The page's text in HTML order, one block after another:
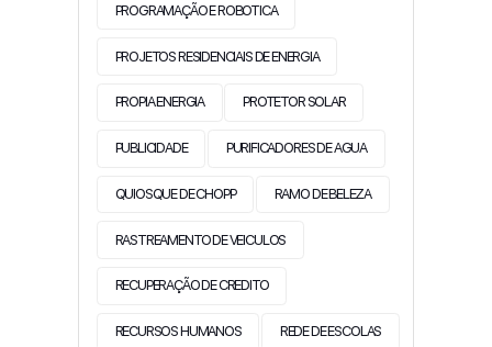
PROGRAMAÇÃO E ROBOTICA
PROJETOS RESIDENCIAIS DE ENERGIA
PROPIA ENERGIA PROTETOR SOLAR
PUBLICIDADE PURIFICADORES DE AGUA
QUIOSQUE DE CHOPP RAMO DE BELEZA
RASTREAMENTO DE VEICULOS
RECUPERAÇÃO DE CREDITO
RECURSOS HUMANOS REDE DE ESCOLAS